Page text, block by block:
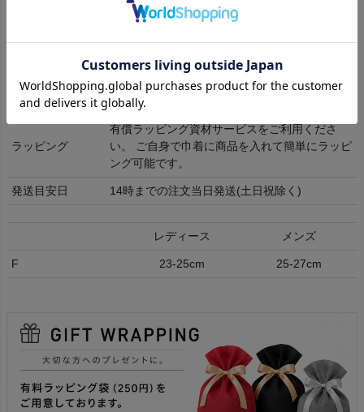
コットン、アクリル、その他
洗濯表記 洗濯機洗い
送料全国一律350円
返品交換 (詳細はこちら
ラッピング
有償ラッピング資材サービスをご利用くださ
い。 ご自身で巾着に商品を入れて簡単にラッピ
ング可能です。
発送目安日 14時までの注文当日発送(土日祝除く)
レディース メンズ
F 23-25cm 25-27cm